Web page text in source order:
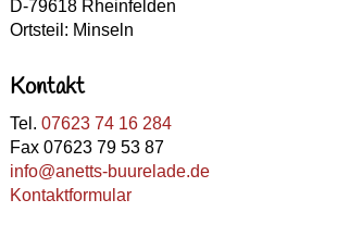
D-79618 Rheinfelden
Ortsteil: Minseln
Kontakt
Tel. 07623 74 16 284
Fax 07623 79 53 87
info@anetts-buurelade.de
Kontaktformular